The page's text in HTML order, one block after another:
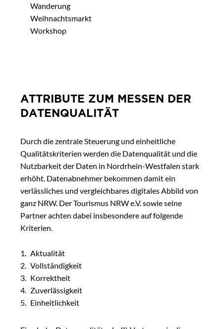
Wanderung
Weihnachtsmarkt
Workshop
ATTRIBUTE ZUM MESSEN DER
DATENQUALITÄT
Durch die zentrale Steuerung und einheitliche
Qualitätskriterien werden die Datenqualität und die
Nutzbarkeit der Daten in Nordrhein-Westfalen stark
erhöht. Datenabnehmer bekommen damit ein
verlässliches und vergleichbares digitales Abbild von
ganz NRW. Der Tourismus NRW e.V. sowie seine
Partner achten dabei insbesondere auf folgende
Kriterien.
Aktualität
Vollständigkeit
Korrektheit
Zuverlässigkeit
Einheitlichkeit